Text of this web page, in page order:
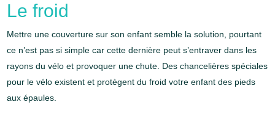
Le froid
Mettre une couverture sur son enfant semble la solution, pourtant
ce n’est pas si simple car cette dernière peut s’entraver dans les
rayons du vélo et provoquer une chute. Des chancelières spéciales
pour le vélo existent et protègent du froid votre enfant des pieds
aux épaules.